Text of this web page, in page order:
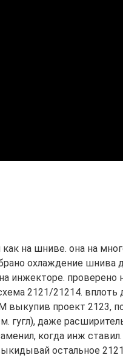
на шниве. она на
охлаждение шнива
инжекторе. проверено
2121/21214. вплоть
выкупив проект 2123,
гугл), даже
когда инж
остальное